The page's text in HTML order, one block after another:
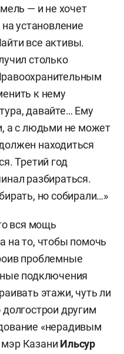
— и не хочет
установление
все активы.
столько
к нему
давайте… Ему
а с людьми не может
находиться
Третий год
разбираться.
но собирали…»
вся мощь
на то, чтобы помочь
проблемные
подключения
этажи, чуть ли
другим
«нерадивым
Казани Ильсур